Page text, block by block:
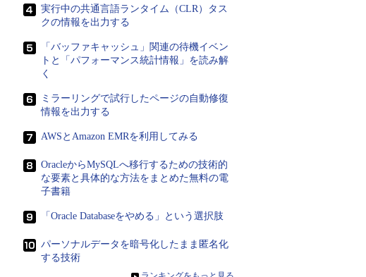
実行中の共通言語ランタイム（CLR）タス
クの情報を出力する
「バッファキャッシュ」関連の待機イベン
トと「パフォーマンス統計情報」を読み解
く
ミラーリングで試行したページの自動修復
情報を出力する
AWSとAmazon EMRを利用してみる
OracleからMySQLへ移行するための技術的
な要素と具体的な方法をまとめた無料の電
子書籍
「Oracle Databaseをやめる」という選択肢
パーソナルデータを暗号化したまま匿名化
する技術